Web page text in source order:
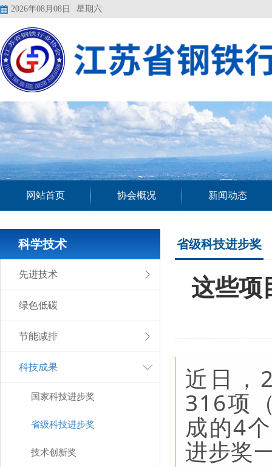
2026年08月08日 星期六
网站首页 协会概况 新闻动态
科学技术
先进技术
绿色低碳
节能减排
科技成果
国家科技进步奖
省级科技进步奖
技术创新奖
省级科技进步奖
这些项
近日，
316项
成的4
进步奖